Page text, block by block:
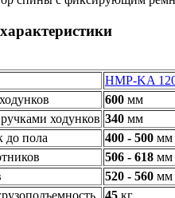
HMP-KA
600 мм
ходунков 340 мм
до пола
400 - 500 мм
506 - 618 мм
520 - 560 мм
45 кг